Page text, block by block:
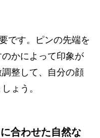
です。ピンの先端を
かによって印象が
整して、自分の顔
ょう。
合わせた自然な